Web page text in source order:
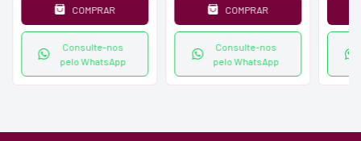
COMPRAR
Consulte-nos
pelo WhatsApp
COMPRAR
Consulte-nos
pelo WhatsApp